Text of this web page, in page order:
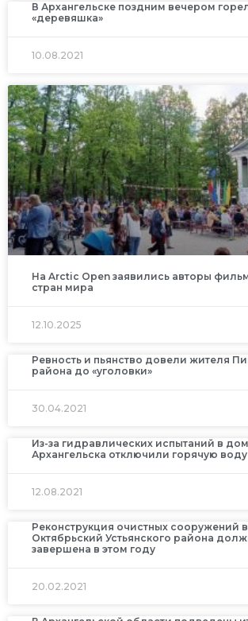
В Архангельске поздним вечером
«деревяшка»
10.08.2021
На Arctic Open заявились авторы
стран мира
12.10.2025
Ревность и пьянство довели жителя
района до «уголовки»
30.04.2021
Из-за гидравлических испытаний в
Архангельска отключили горячую воду
12.08.2021
Реконструкция очистных сооружений
Октябрьский Устьянского района
завершена в этом году
20.02.2021